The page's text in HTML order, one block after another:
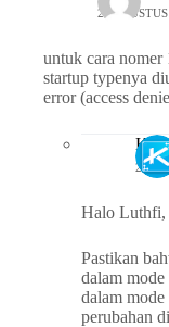
25
untuk cara nomer
startup typenya
error (access
25
Halo Luthfi,
Pastikan
dalam
dalam
perubahan